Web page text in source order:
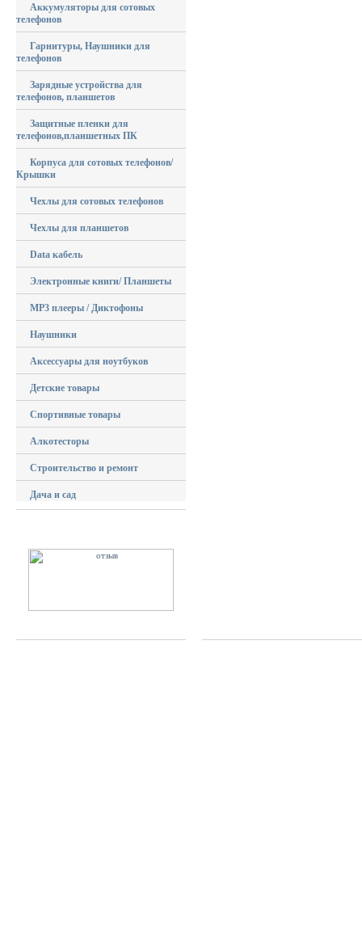
Аккумуляторы для сотовых
телефонов
Гарнитуры, Наушники для
телефонов
Зарядные устройства для
телефонов, планшетов
Защитные пленки для
телефонов,планшетных ПК
Корпуса для сотовых телефонов/
Крышки
Чехлы для сотовых телефонов
Чехлы для планшетов
Data кабель
Электронные книги/ Планшеты
MP3 плееры / Диктофоны
Наушники
Аксессуары для ноутбуков
Детские товары
Спортивные товары
Алкотесторы
Строительство и ремонт
Дача и сад